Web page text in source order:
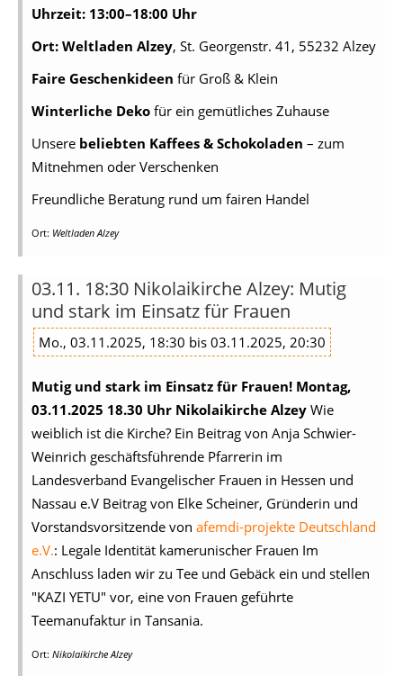
Uhrzeit: 13:00–18:00 Uhr
Ort: Weltladen Alzey, St. Georgenstr. 41, 55232 Alzey
Faire Geschenkideen für Groß & Klein
Winterliche Deko für ein gemütliches Zuhause
Unsere beliebten Kaffees & Schokoladen – zum
Mitnehmen oder Verschenken
Freundliche Beratung rund um fairen Handel
Ort: Weltladen Alzey
03.11. 18:30 Nikolaikirche Alzey: Mutig
und stark im Einsatz für Frauen
Mo., 03.11.2025, 18:30 bis 03.11.2025, 20:30
Mutig und stark im Einsatz für Frauen! Montag,
03.11.2025 18.30 Uhr Nikolaikirche Alzey Wie
weiblich ist die Kirche? Ein Beitrag von Anja Schwier-
Weinrich geschäftsführende Pfarrerin im
Landesverband Evangelischer Frauen in Hessen und
Nassau e.V Beitrag von Elke Scheiner, Gründerin und
Vorstandsvorsitzende von afemdi-projekte Deutschland
e.V.: Legale Identität kamerunischer Frauen Im
Anschluss laden wir zu Tee und Gebäck ein und stellen
"KAZI YETU" vor, eine von Frauen geführte
Teemanufaktur in Tansania.
Ort: Nikolaikirche Alzey